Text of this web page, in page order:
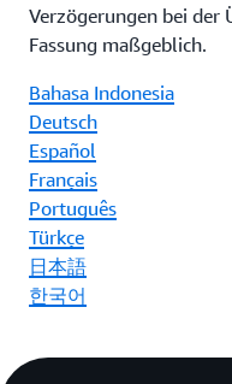
Verzögerungen bei der
Fassung maßgeblich.
Bahasa Indonesia
Deutsch
Español
Français
Português
Türkçe
日本語
한국어